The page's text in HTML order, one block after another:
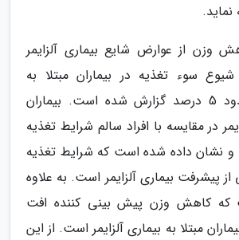
نماید.
وزن از عوارض شایع بیماری آلزایمر
سوء تغذیه در بیماران مبتلا به
بیماری آلزایمر حدود 5 درصد گزارش شده است. بیماران
در مقایسه با افراد سالم شرایط تغذیه
و نشان داده شده است که شرایط تغذیه
پیشرفت بیماری آلزایمر است. به علاوه
کاهش وزن پیش بینی کننده افت
مبتلا به بیماری آلزایمر است. از این